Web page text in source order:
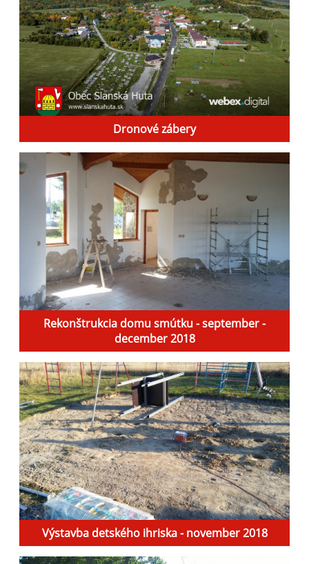
Dronové zábery
Rekonštrukcia domu smútku - september -
december 2018
Výstavba detského ihriska - november 2018